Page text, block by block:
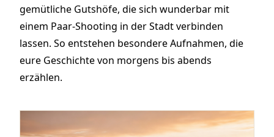
gemütliche Gutshöfe, die sich wunderbar mit
einem Paar-Shooting in der Stadt verbinden
lassen. So entstehen besondere Aufnahmen, die
eure Geschichte von morgens bis abends
erzählen.